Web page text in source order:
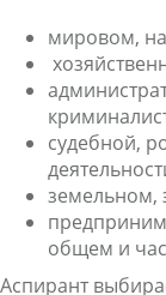
мировом,
судебной,
земельном,
общем и
Аспирант